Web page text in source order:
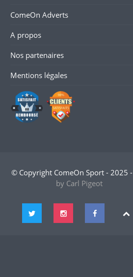
ComeOn Adverts
A propos
Nos partenaires
Mentions légales
© Copyright ComeOn Sport - 2025 -
by Carl Pigeot